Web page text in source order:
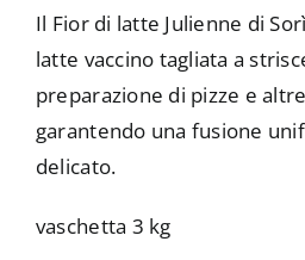
Il Fior di latte Julienne di
latte vaccino tagliata a
preparazione di pizze e
garantendo una fusione
delicato.
vaschetta 3 kg